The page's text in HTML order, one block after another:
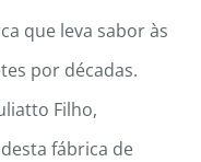
que leva sabor às
por décadas.
Filho,
fábrica de